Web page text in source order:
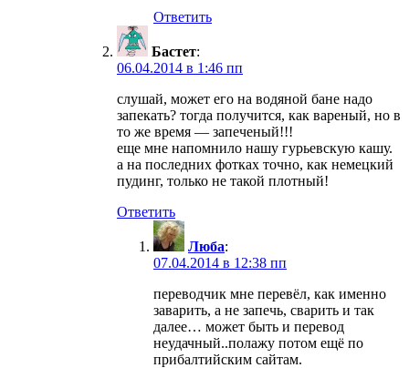
Ответить
Бастет:
06.04.2014 в 1:46 пп
слушай, может его на водяной бане надо
запекать? тогда получится, как вареный, но в
то же время — запеченый!!!
еще мне напомнило нашу гурьевскую кашу.
а на последних фотках точно, как немецкий
пудинг, только не такой плотный!
Ответить
Люба:
07.04.2014 в 12:38 пп
переводчик мне перевёл, как именно
заварить, а не запечь, сварить и так
далее… может быть и перевод
неудачный..полажу потом ещё по
прибалтийским сайтам.